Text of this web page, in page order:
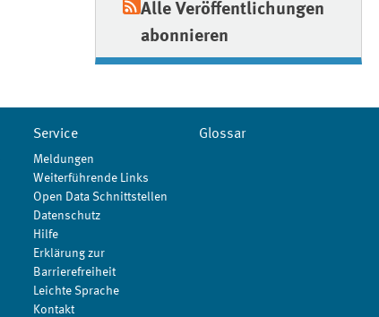
Alle Veröffentlichungen
abonnieren
Service
Meldungen
Weiterführende Links
Open Data Schnittstellen
Datenschutz
Hilfe
Erklärung zur
Barrierefreiheit
Leichte Sprache
Kontakt
Glossar